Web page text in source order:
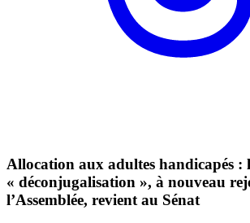
Allocation aux adultes handicapés :
« déconjugalisation », à nouveau
l’Assemblée, revient au Sénat